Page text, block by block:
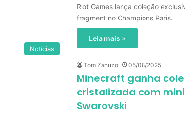
Riot Games lança coleção
fragment no Champions Paris.
Leia mais »
Notícias
Tom Zanuzo 05/08/2025
Minecraft ganha
cristalizada com
Swarovski